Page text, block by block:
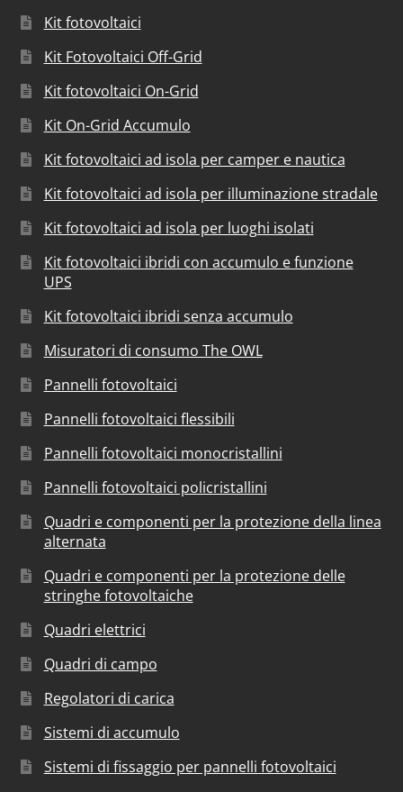
Kit fotovoltaici
Kit Fotovoltaici Off-Grid
Kit fotovoltaici On-Grid
Kit On-Grid Accumulo
Kit fotovoltaici ad isola per camper e nautica
Kit fotovoltaici ad isola per illuminazione stradale
Kit fotovoltaici ad isola per luoghi isolati
Kit fotovoltaici ibridi con accumulo e funzione
UPS
Kit fotovoltaici ibridi senza accumulo
Misuratori di consumo The OWL
Pannelli fotovoltaici
Pannelli fotovoltaici flessibili
Pannelli fotovoltaici monocristallini
Pannelli fotovoltaici policristallini
Quadri e componenti per la protezione della linea
alternata
Quadri e componenti per la protezione delle
stringhe fotovoltaiche
Quadri elettrici
Quadri di campo
Regolatori di carica
Sistemi di accumulo
Sistemi di fissaggio per pannelli fotovoltaici